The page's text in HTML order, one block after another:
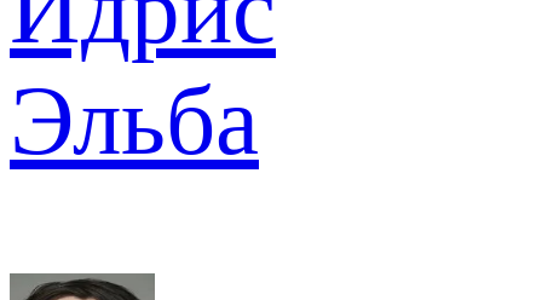
Эльба